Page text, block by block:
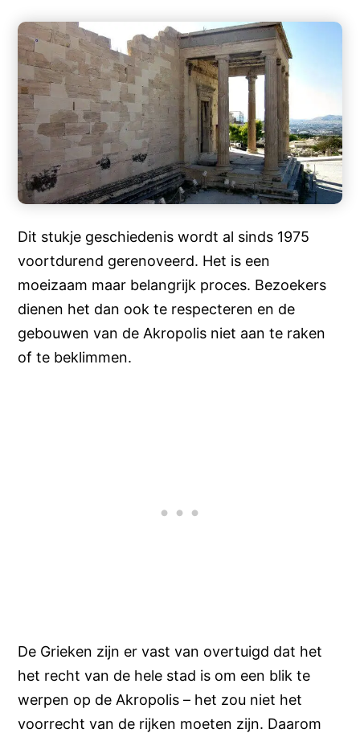
Dit stukje geschiedenis wordt al sinds 1975
voortdurend gerenoveerd. Het is een
moeizaam maar belangrijk proces. Bezoekers
dienen het dan ook te respecteren en de
gebouwen van de Akropolis niet aan te raken
of te beklimmen.
De Grieken zijn er vast van overtuigd dat het
het recht van de hele stad is om een blik te
werpen op de Akropolis – het zou niet het
voorrecht van de rijken moeten zijn. Daarom